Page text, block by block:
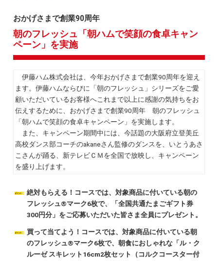
おかげさまで創業90周年
朝のフレッシュ「朝ハムで笑顔の食卓キャン
ペーン」を実施
伊藤ハム株式会社は、今年おかげさまで創業90周年を迎え
ます。伊藤ハムならびに「朝のフレッシュ」シリーズをご愛
顧いただいているお客様へこれまで以上に感謝の気持ちをお
伝えするために、おかげさまで創業90周年 朝のフレッシュ
「朝ハムで笑顔の食卓キャンペーン」を実施します。
また、キャンペーン期間中には、今話題の大阪府立登美丘
高校ダンス部コーチのakaneさん監修のダンスを、いとうあさ
こさんが踊る、新テレビＣＭを全国で放映し、キャンペーン
を盛り上げます。
絶対もらえる！コースでは、対象商品に付いている朝の
フレッシュ®マーク6枚で、「全国共通たまごギフト券
300円分」をご応募いただいた皆さま全員にプレゼント。
買って当てよう！コースでは、対象商品に付いている朝
のフレッシュ®マーク6枚で、朝食におしゃれな「ル・ク
ルーゼ スキレット16cm2枚セット（コルクコースター付